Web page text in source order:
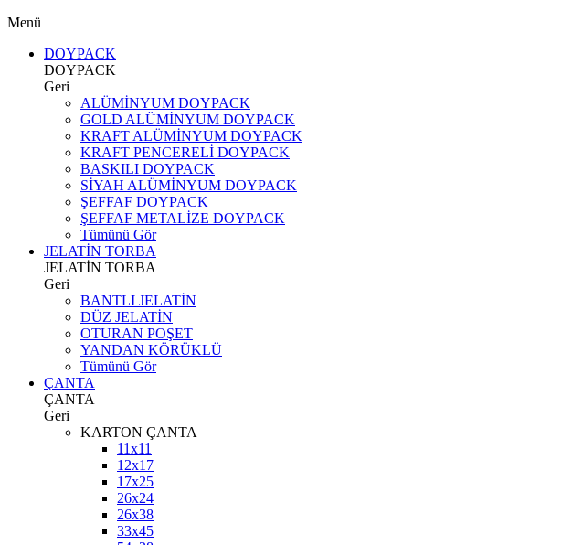
Menü
DOYPACK
DOYPACK
Geri
ALÜMİNYUM DOYPACK
GOLD ALÜMİNYUM DOYPACK
KRAFT ALÜMİNYUM DOYPACK
KRAFT PENCERELİ DOYPACK
BASKILI DOYPACK
SİYAH ALÜMİNYUM DOYPACK
ŞEFFAF DOYPACK
ŞEFFAF METALİZE DOYPACK
Tümünü Gör
JELATİN TORBA
JELATİN TORBA
Geri
BANTLI JELATİN
DÜZ JELATİN
OTURAN POŞET
YANDAN KÖRÜKLÜ
Tümünü Gör
ÇANTA
ÇANTA
Geri
KARTON ÇANTA
11x11
12x17
17x25
26x24
26x38
33x45